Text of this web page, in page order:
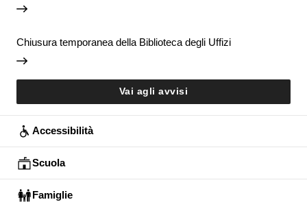
Chiusura temporanea della Biblioteca degli Uffizi
Vai agli avvisi
Accessibilità
Scuola
Famiglie